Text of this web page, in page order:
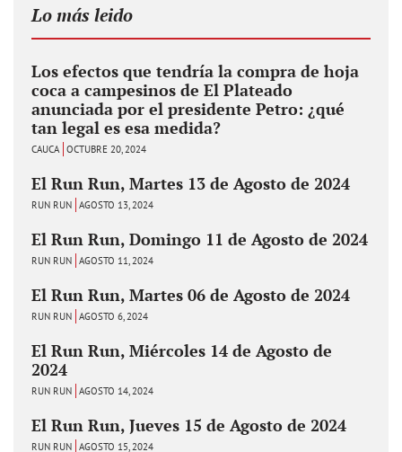
Lo más leido
Los efectos que tendría la compra de hoja
coca a campesinos de El Plateado
anunciada por el presidente Petro: ¿qué
tan legal es esa medida?
CAUCA OCTUBRE 20, 2024
El Run Run, Martes 13 de Agosto de 2024
RUN RUN AGOSTO 13, 2024
El Run Run, Domingo 11 de Agosto de 2024
RUN RUN AGOSTO 11, 2024
El Run Run, Martes 06 de Agosto de 2024
RUN RUN AGOSTO 6, 2024
El Run Run, Miércoles 14 de Agosto de
2024
RUN RUN AGOSTO 14, 2024
El Run Run, Jueves 15 de Agosto de 2024
RUN RUN AGOSTO 15, 2024